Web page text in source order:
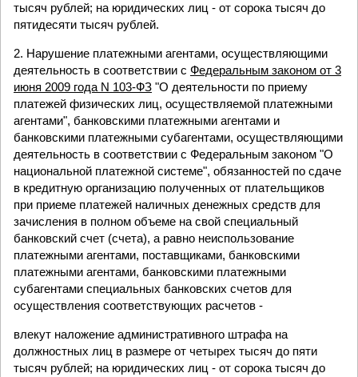
тысяч рублей; на юридических лиц - от сорока тысяч до
пятидесяти тысяч рублей.
2. Нарушение платежными агентами, осуществляющими
деятельность в соответствии с Федеральным законом от 3
июня 2009 года N 103-ФЗ "О деятельности по приему
платежей физических лиц, осуществляемой платежными
агентами", банковскими платежными агентами и
банковскими платежными субагентами, осуществляющими
деятельность в соответствии с Федеральным законом "О
национальной платежной системе", обязанностей по сдаче
в кредитную организацию полученных от плательщиков
при приеме платежей наличных денежных средств для
зачисления в полном объеме на свой специальный
банковский счет (счета), а равно неиспользование
платежными агентами, поставщиками, банковскими
платежными агентами, банковскими платежными
субагентами специальных банковских счетов для
осуществления соответствующих расчетов -
влекут наложение административного штрафа на
должностных лиц в размере от четырех тысяч до пяти
тысяч рублей; на юридических лиц - от сорока тысяч до